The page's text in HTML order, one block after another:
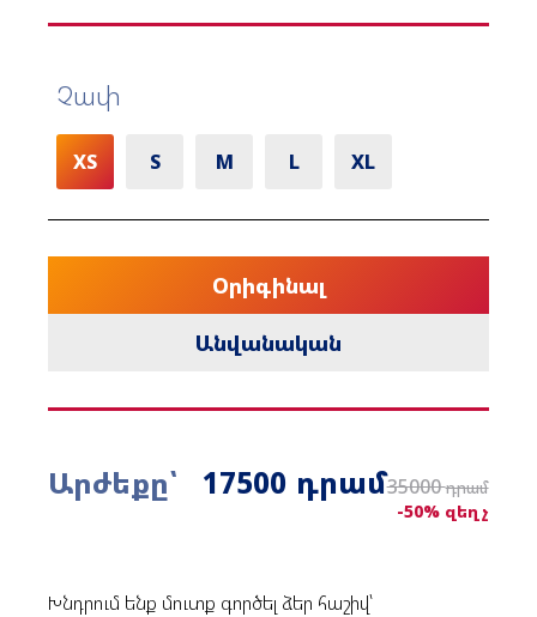
Չափ
XS S M L XL
Օրիգինալ
Անվանական
Արժեքը՝ 17500 դրամ35000դրամ
-50% զեղչ
Խնդրում ենք մուտք գործել ձեր հաշիվ՝